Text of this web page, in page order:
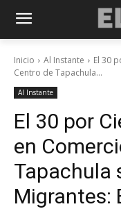
Inicio Al Instante
El 30
Centro de Tapachula...
Al Instante
El 30 por
en
Tapachula
Migrantes: